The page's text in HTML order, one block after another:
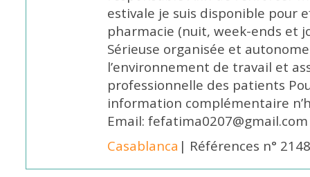
estivale je suis disponible pour
pharmacie (nuit, week-ends et
Sérieuse organisée et
l’environnement de travail et
professionnelle des patients
information complémentaire
Email: fefatima0207@gmail.com
Casablanca | Références n°